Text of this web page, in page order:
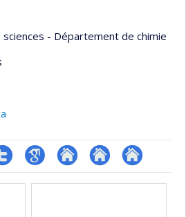
- Département de chimie
GoogleAutre Autre Autre